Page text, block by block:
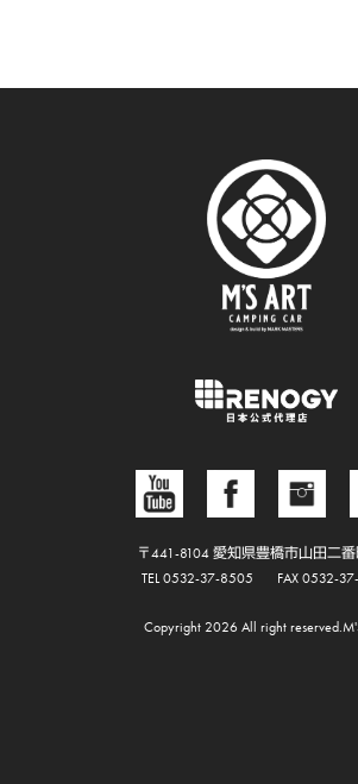
〒441-8104 愛知県豊橋市山田二番
TEL 0532-37-8505
FAX 0532-
Copyright 2026 All right